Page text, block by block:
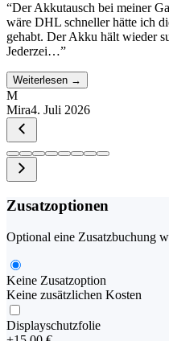
“Der Akkutausch bei meiner
wäre DHL schneller hätte ich
gehabt. Der Akku hält wieder
Jederzei…”
Weiterlesen →
M
Mira4. Juli 2026
Zusatzoptionen
Optional eine Zusatzbuchung
Keine Zusatzoption
Keine zusätzlichen Kosten
Displayschutzfolie